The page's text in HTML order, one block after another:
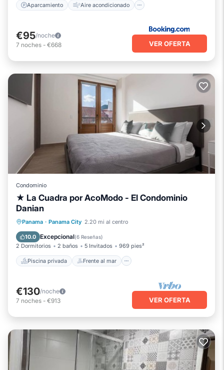
Aparcamiento Aire acondicionado
€95/noche
7 noches - €668 VER OFERTA
Condominio
★ La Cuadra por AcoModo - El Condominio
Danian
Panama · Panama City 2.20 mi al centro
10.0 Excepcional(6 Reseñas)
2 Dormitorios 2 baños 5 Invitados 969 pies²
Piscina privada Frente al mar
Piscina privada
Frente al mar
Aparcamiento
€130/noche
7 noches - €913 VER OFERTA